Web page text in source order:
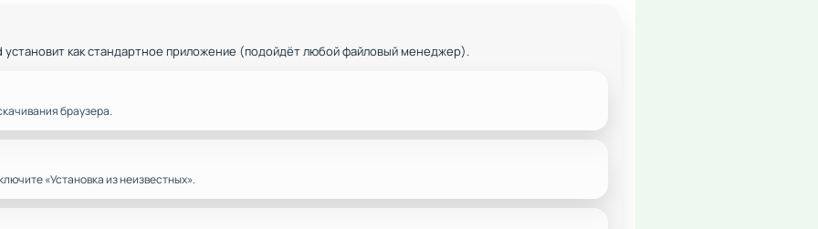
как стандартное приложение (подойдёт любой файловый менеджер).
браузера.
«Установка из неизвестных».